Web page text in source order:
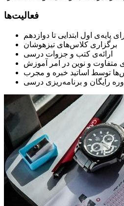
فعالیت‌ها
اول ابتدایی تا دوازدهم
برگزاری کلاس‌های تیزهوشان
ارائه‌ی کتب و جزوات درسی
متفاوت و نوین در امر آموزش
توسط اساتید خبره و مجرب
رایگان و برنامه‌ریزی درسی